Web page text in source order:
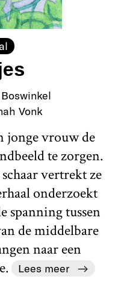
Vonk
jonge vrouw de
te zorgen.
vertrekt ze
onderzoekt
spanning tussen
de middelbare
naar een
Lees meer